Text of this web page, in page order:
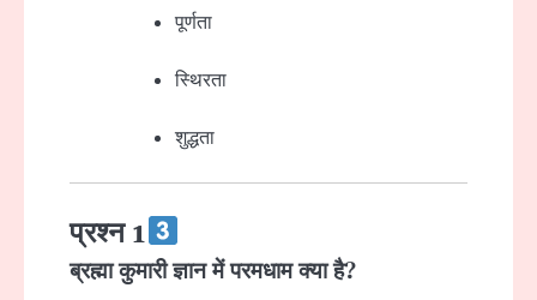
पूर्णता
स्थिरता
शुद्धता
प्रश्न 1
ब्रह्मा कुमारी ज्ञान में परमधाम क्या है?